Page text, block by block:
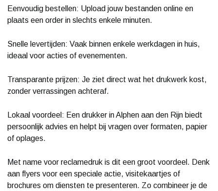
Eenvoudig bestellen: Upload jouw bestanden online en
plaats een order in slechts enkele minuten.
Snelle levertijden: Vaak binnen enkele werkdagen in huis,
ideaal voor acties of evenementen.
Transparante prijzen: Je ziet direct wat het drukwerk kost,
zonder verrassingen achteraf.
Lokaal voordeel: Een drukker in Alphen aan den Rijn biedt
persoonlijk advies en helpt bij vragen over formaten, papier
of oplages.
Met name voor reclamedruk is dit een groot voordeel. Denk
aan flyers voor een speciale actie, visitekaartjes of
brochures om diensten te presenteren. Zo combineer je de